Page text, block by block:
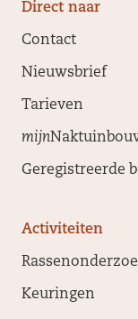
Direct naar
Contact
Nieuwsbrief
Tarieven
mijn
Geregistreerde
Activiteiten
Keuringen